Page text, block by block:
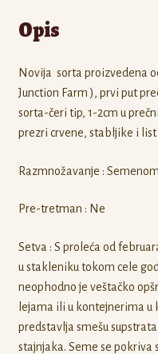
Opis
Novija sorta proizvedena
Junction Farm ), prvi put
sorta-čeri tip, 1-2cm u
prezri crvene, stabljike i
Razmnožavanje : Semenom
Pre-tretman : Ne
Setva : S proleća od
u stakleniku tokom cele
neophodno je veštačko
lejama ili u kontejnerima u
predstavlja smešu
stajnjaka. Seme se pokriva